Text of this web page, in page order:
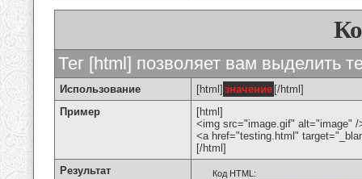
Тег [html] позволяет вам выделить
Использование [html] значение [/html]
Пример
[html]
<img src="image.gif" alt="image" /
<a href="testing.html"
[/html]
Результат
Код HTML: